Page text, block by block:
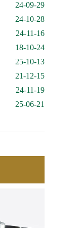
24-09-29
24-10-28
24-11-16
18-10-24
25-10-13
21-12-15
24-11-19
25-06-21